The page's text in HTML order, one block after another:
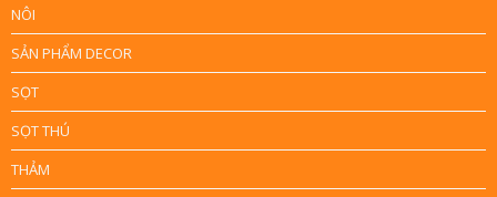
NÔI
SẢN PHẨM DECOR
SỌT
SỌT THÚ
THẢM